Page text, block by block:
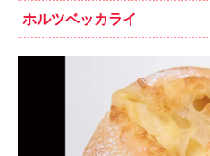
ホルツベッカライ